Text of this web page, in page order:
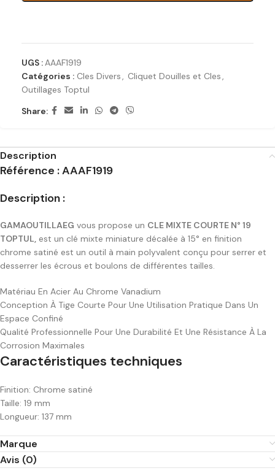
UGS :AAAF1919
Catégories : Cles Divers, Cliquet Douilles et Cles,
Outillages Toptul
Share:
Description
Référence : AAAF1919
Description :
GAMAOUTILLAEG vous propose un CLE MIXTE COURTE N° 19
TOPTUL, est un clé mixte miniature décalée à 15° en finition
chrome satiné est un outil à main polyvalent conçu pour serrer et
desserrer les écrous et boulons de différentes tailles.
Matériau En Acier Au Chrome Vanadium
Conception À Tige Courte Pour Une Utilisation Pratique Dans Un
Espace Confiné
Qualité Professionnelle Pour Une Durabilité Et Une Résistance À La
Corrosion Maximales
Caractéristiques techniques
Finition: Chrome satiné
Taille: 19 mm
Longueur: 137 mm
Marque
Avis (0)